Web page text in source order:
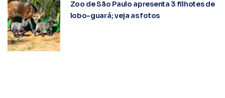
Zoo de São Paulo apresenta 3 filhotes de
lobo-guará; veja as fotos